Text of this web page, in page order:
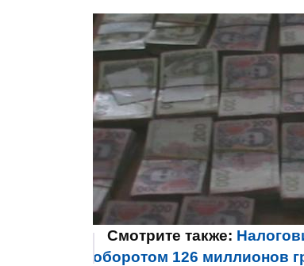
Смотрите также:
оборотом 126 миллионов